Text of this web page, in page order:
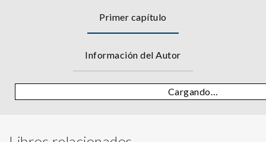
Primer capítulo
Información del Autor
Cargando…